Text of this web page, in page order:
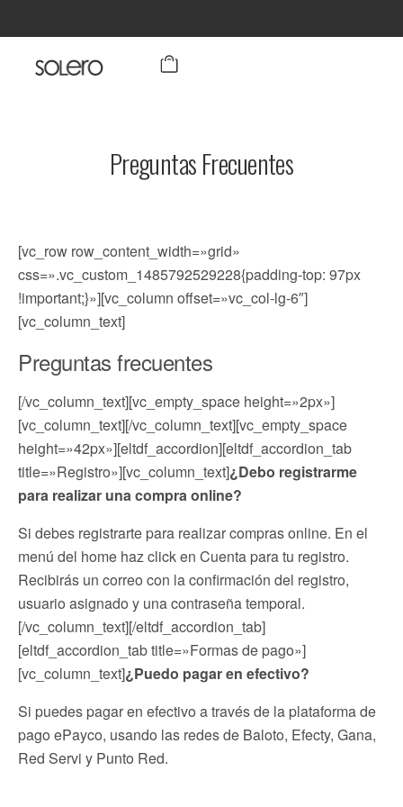
Preguntas Frecuentes
[vc_row row_content_width=»grid»
css=».vc_custom_1485792529228{padding-top: 97px
!important;}»][vc_column offset=»vc_col-lg-6″]
[vc_column_text]
Preguntas frecuentes
[/vc_column_text][vc_empty_space height=»2px»]
[vc_column_text][/vc_column_text][vc_empty_space
height=»42px»][eltdf_accordion][eltdf_accordion_tab
title=»Registro»][vc_column_text]¿Debo registrarme
para realizar una compra online?
Si debes registrarte para realizar compras online. En el
menú del home haz click en Cuenta para tu registro.
Recibirás un correo con la confirmación del registro,
usuario asignado y una contraseña temporal.
[/vc_column_text][/eltdf_accordion_tab]
[eltdf_accordion_tab title=»Formas de pago»]
[vc_column_text]¿Puedo pagar en efectivo?
Si puedes pagar en efectivo a través de la plataforma de
pago ePayco, usando las redes de Baloto, Efecty, Gana,
Red Servi y Punto Red.